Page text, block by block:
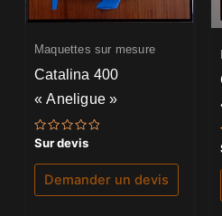
Maquettes sur mesure
Catalina 400
« Aneligue »
Note
0
sur
Sur devis
Demander un devis